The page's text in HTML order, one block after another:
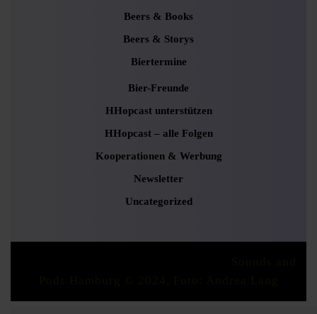
Beers & Books
Beers & Storys
Biertermine
Bier-Freunde
HHopcast unterstützen
HHopcast – alle Folgen
Kooperationen & Werbung
Newsletter
Uncategorized
Scroll